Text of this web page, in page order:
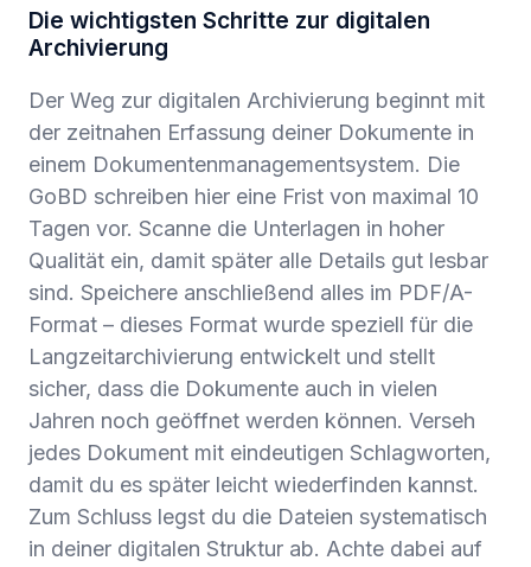
Die wichtigsten Schritte zur digitalen
Archivierung
Der Weg zur digitalen Archivierung beginnt mit
der zeitnahen Erfassung deiner Dokumente in
einem Dokumentenmanagementsystem. Die
GoBD schreiben hier eine Frist von maximal 10
Tagen vor. Scanne die Unterlagen in hoher
Qualität ein, damit später alle Details gut lesbar
sind. Speichere anschließend alles im PDF/A-
Format – dieses Format wurde speziell für die
Langzeitarchivierung entwickelt und stellt
sicher, dass die Dokumente auch in vielen
Jahren noch geöffnet werden können. Verseh
jedes Dokument mit eindeutigen Schlagworten,
damit du es später leicht wiederfinden kannst.
Zum Schluss legst du die Dateien systematisch
in deiner digitalen Struktur ab. Achte dabei auf